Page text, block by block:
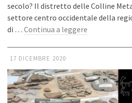
secolo? Il distretto delle Colline
settore centro occidentale della
di … Continua a leggere
17 DICEMBRE 2020